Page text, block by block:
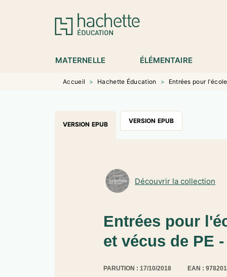
MENU RECHERCHE
MATERNELLE ÉLÉMENTAIRE
Accueil > Hachette Éducation > Entrées pour
VERSION EPUB VERSION EPUB
Découvrir la collection
Entrées pour
et vécus de PE
PARUTION : 17/10/2018 EAN :